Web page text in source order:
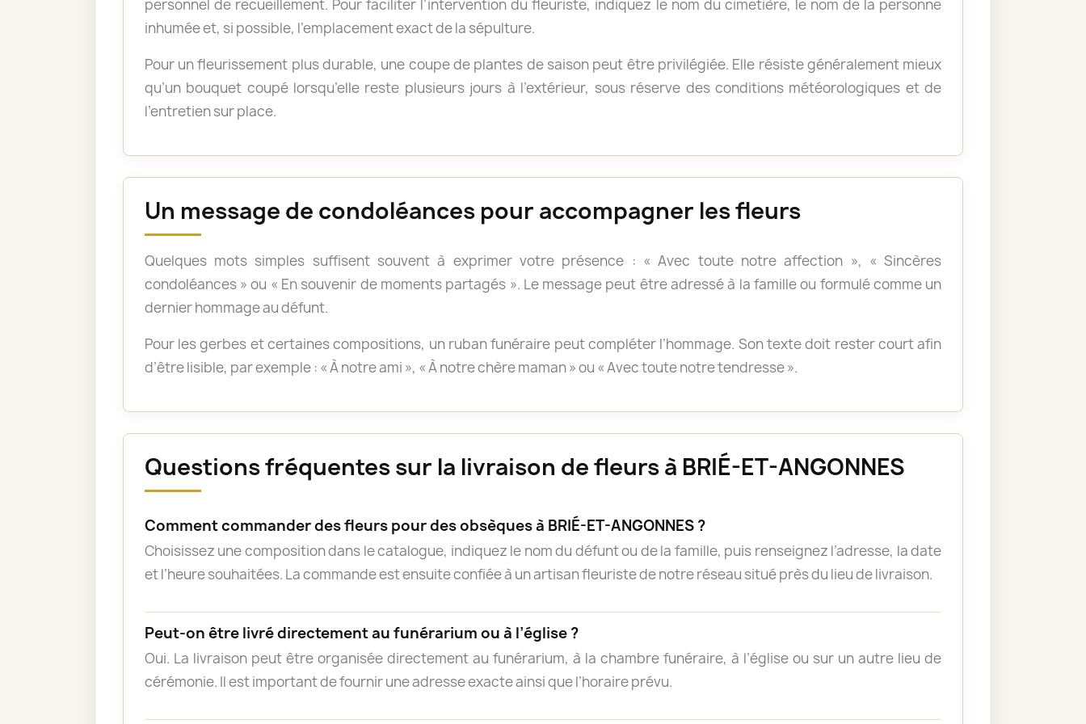
personnel de recueillement. Pour faciliter l’intervention du fleuriste, indiquez le nom du cimetière, le nom de la personne
inhumée et, si possible, l’emplacement exact de la sépulture.
Pour un fleurissement plus durable, une coupe de plantes de saison peut être privilégiée. Elle résiste généralement mieux
qu’un bouquet coupé lorsqu’elle reste plusieurs jours à l’extérieur, sous réserve des conditions météorologiques et de
l’entretien sur place.
Un message de condoléances pour accompagner les fleurs
Quelques mots simples suffisent souvent à exprimer votre présence : « Avec toute notre affection », « Sincères
condoléances » ou « En souvenir de moments partagés ». Le message peut être adressé à la famille ou formulé comme un
dernier hommage au défunt.
Pour les gerbes et certaines compositions, un ruban funéraire peut compléter l’hommage. Son texte doit rester court afin
d’être lisible, par exemple : « À notre ami », « À notre chère maman » ou « Avec toute notre tendresse ».
Questions fréquentes sur la livraison de fleurs à BRIÉ-ET-ANGONNES
Comment commander des fleurs pour des obsèques à BRIÉ-ET-ANGONNES ?
Choisissez une composition dans le catalogue, indiquez le nom du défunt ou de la famille, puis renseignez l’adresse, la date
et l’heure souhaitées. La commande est ensuite confiée à un artisan fleuriste de notre réseau situé près du lieu de livraison.
Peut-on être livré directement au funérarium ou à l’église ?
Oui. La livraison peut être organisée directement au funérarium, à la chambre funéraire, à l’église ou sur un autre lieu de
cérémonie. Il est important de fournir une adresse exacte ainsi que l’horaire prévu.